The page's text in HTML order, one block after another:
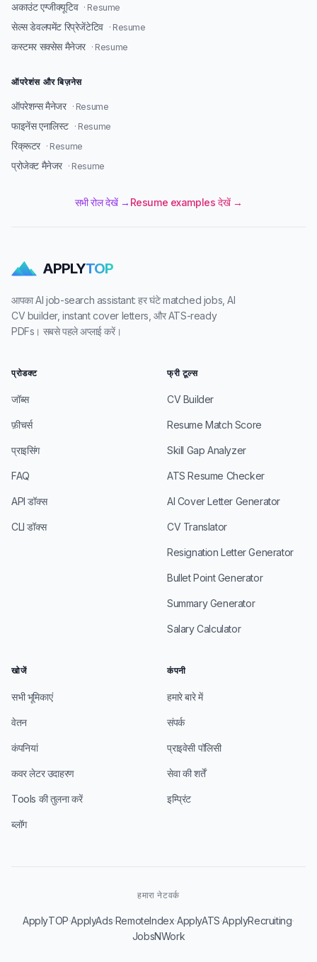
अकाउंट एग्जीक्यूटिव · Resume
सेल्स डेवलपमेंट रिप्रेजेंटेटिव · Resume
कस्टमर सक्सेस मैनेजर · Resume
ऑपरेशंस और बिज़नेस
ऑपरेशन्स मैनेजर · Resume
फाइनेंस एनालिस्ट · Resume
रिक्रूटर · Resume
प्रोजेक्ट मैनेजर · Resume
सभी रोल देखें → Resume examples देखें →
APPLYTOP
आपका AI job-search assistant: हर घंटे matched jobs, AI
CV builder, instant cover letters, और ATS-ready
PDFs। सबसे पहले अप्लाई करें।
प्रोडक्ट
जॉब्स
फ़ीचर्स
प्राइसिंग
FAQ
API डॉक्स
CLI डॉक्स
फ्री टूल्स
CV Builder
Resume Match Score
Skill Gap Analyzer
ATS Resume Checker
AI Cover Letter Generator
CV Translator
Resignation Letter Generator
Bullet Point Generator
Summary Generator
Salary Calculator
खोजें
सभी भूमिकाएं
वेतन
कंपनियां
कवर लेटर उदाहरण
Tools की तुलना करें
ब्लॉग
कंपनी
हमारे बारे में
संपर्क
प्राइवेसी पॉलिसी
सेवा की शर्तें
इम्प्रिंट
हमारा नेटवर्क
ApplyTOP·ApplyAds·RemoteIndex·ApplyATS·ApplyRecruiting·
JobsNWork